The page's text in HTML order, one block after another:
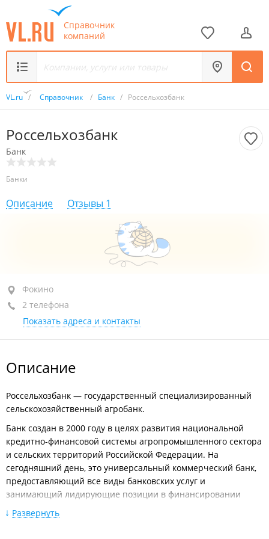
Справочник
компаний
VL.ru / Справочник / Банк / Россельхозбанк
Россельхозбанк
Банк
Банки
Описание Отзывы 1
Фокино, ул. Карла Маркса, 9
+7 (423-39) 2-77-04
открыто: 09:00–17:00, перерыв: 13:00–14:00
Фокино
2 телефона
Показать адреса и контакты
Описание
Россельхозбанк — государственный специализированный
сельскохозяйственный агробанк.
Банк создан в 2000 году в целях развития национальной
кредитно-финансовой системы агропромышленного сектора
и сельских территорий Российской Федерации. На
сегодняшний день, это универсальный коммерческий банк,
предоставляющий все виды банковских услуг и
занимающий лидирующие позиции в финансировании
агропромышленного комплекса России.
Развернуть